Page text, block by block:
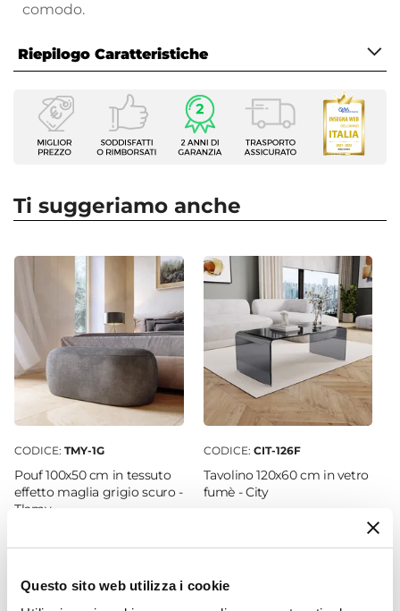
Questo sito web utilizza i cookie
comodo.
Riepilogo Caratteristiche
Caratteristiche
Tipologia
Divano letto
Dimensioni
Posti A Sedere
3 posti
Altezza
77 cm
Materiale Seduta
Tessuto
Colore Seduta
Nero
Portata (Kg)
No
Dimensioni Letto
Ti suggeriamo anche
CODICE: TMY-1G
Pouf 100x50 cm in tessuto
effetto maglia grigio scuro -
Tlamy
€ 97,00
CODICE: CIT-126F
Tavolino 120x60 cm in vetro
fumè - City
€ 175,00